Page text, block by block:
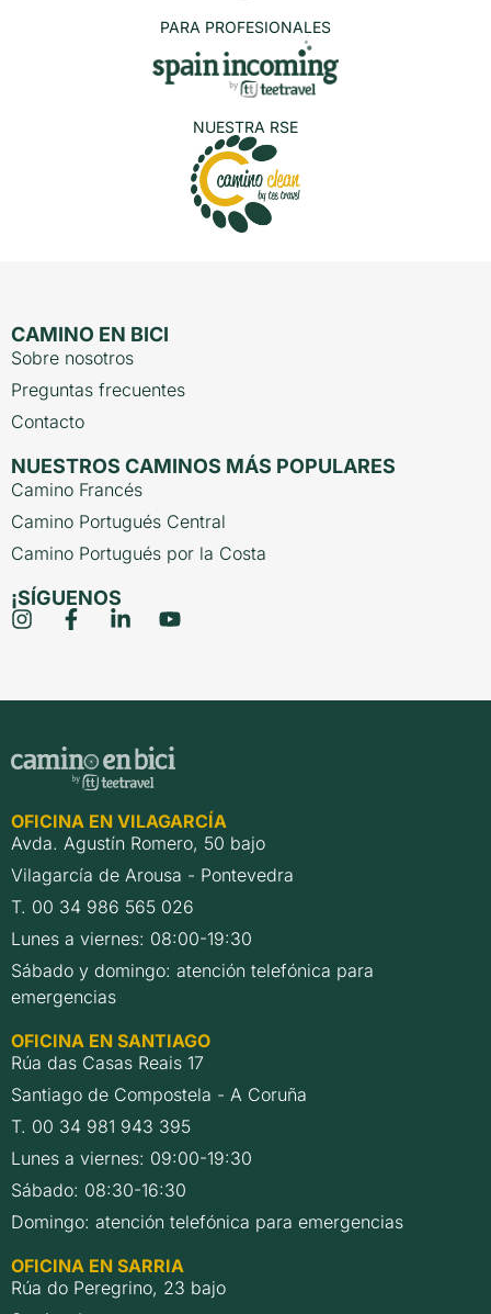
PARA PROFESIONALES
NUESTRA RSE
CAMINO EN BICI
Sobre nosotros
Preguntas frecuentes
Contacto
NUESTROS CAMINOS MÁS POPULARES
Camino Francés
Camino Portugués Central
Camino Portugués por la Costa
¡SÍGUENOS
OFICINA EN VILAGARCÍA
Avda. Agustín Romero, 50 bajo
Vilagarcía de Arousa - Pontevedra
T. 00 34 986 565 026
Lunes a viernes: 08:00-19:30
Sábado y domingo: atención telefónica para
emergencias
OFICINA EN SANTIAGO
Rúa das Casas Reais 17
Santiago de Compostela - A Coruña
T. 00 34 981 943 395
Lunes a viernes: 09:00-19:30
Sábado: 08:30-16:30
Domingo: atención telefónica para emergencias
OFICINA EN SARRIA
Rúa do Peregrino, 23 bajo